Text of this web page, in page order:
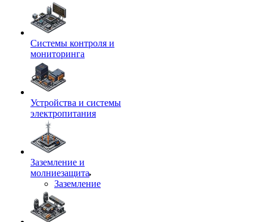
Системы контроля и
мониторинга
Устройства и системы
электропитания
Заземление и
молниезащита
Заземление